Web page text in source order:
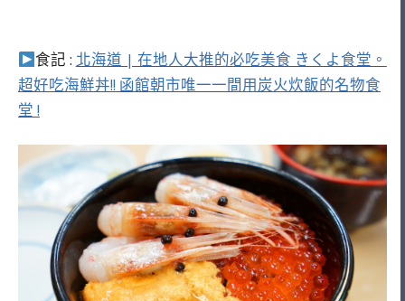
食記 : 北海道 | 在地人大推的必吃美食 きくよ食堂。
超好吃海鮮丼!! 函館朝市唯一一間用炭火炊飯的名物食
堂 !